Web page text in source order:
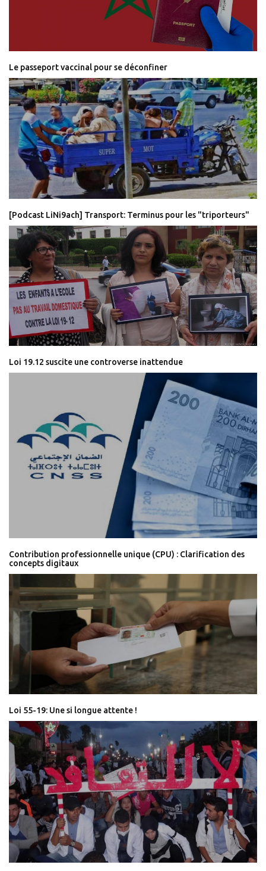
Le passeport vaccinal pour se déconfiner
[Podcast LiNi9ach] Transport: Terminus pour les "triporteurs"
Loi 19.12 suscite une controverse inattendue
Contribution professionnelle unique (CPU) : Clarification des
concepts digitaux
Loi 55-19: Une si longue attente !